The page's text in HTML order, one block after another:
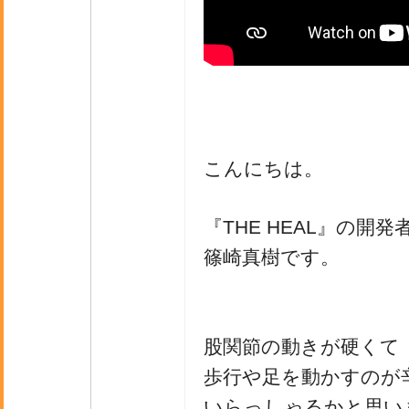
こんにちは。
『THE HEAL』の開発
篠崎真樹です。
股関節の動きが硬くて
歩行や足を動かすのが